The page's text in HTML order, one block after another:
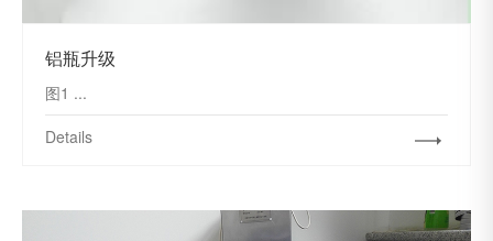
铝瓶升级
图1 ...
Details